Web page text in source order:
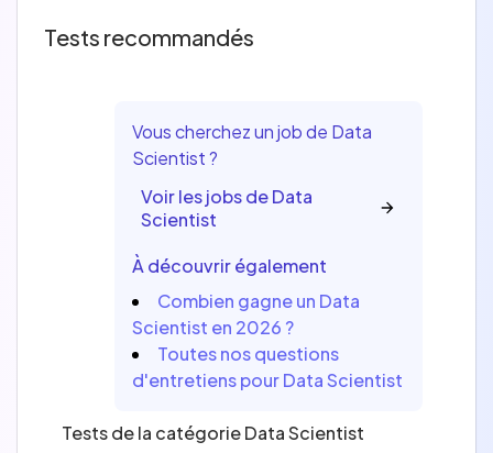
Tests recommandés
Vous cherchez un job de Data
Scientist ?
Voir les jobs de Data
Scientist
À découvrir également
Combien gagne un Data
Scientist en 2026 ?
Toutes nos questions
d'entretiens pour Data Scientist
Tests de la catégorie Data Scientist